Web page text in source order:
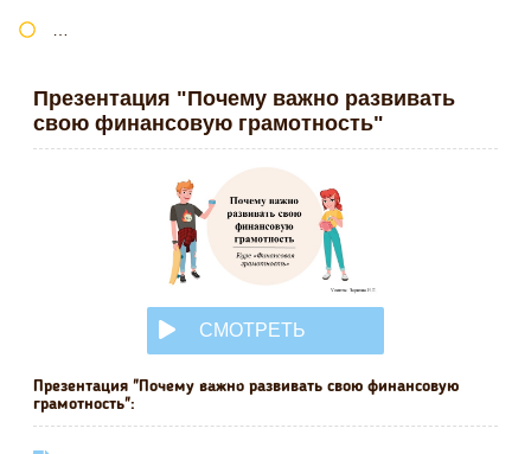
Презентация "Почему важно развивать
свою финансовую грамотность"
СМОТРЕТЬ
Презентация "Почему важно развивать свою финансовую
грамотность":